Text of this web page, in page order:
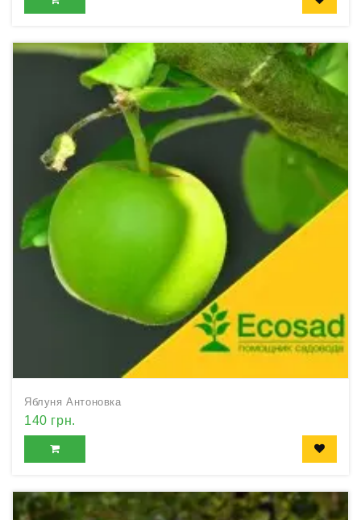
Яблуня Антоновка
140 грн.